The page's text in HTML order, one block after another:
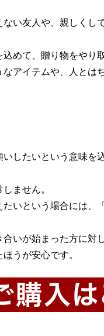
い友人や、親しくし
めて、贈り物をやり
アイテムや、人とは
したいという意味を
ません。
いという場合には、
いが始まった方に対
うが安心です。